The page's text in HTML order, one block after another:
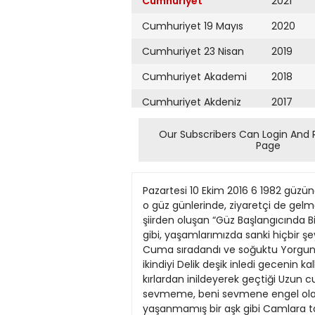
Cumhuriyet 19 Mayıs
Cumhuriyet 23 Nisan
Cumhuriyet Akademi
Cumhuriyet Akdeniz
Cumhuriyet Alışveriş
Cumhuriyet Ankara
Cumhuriyet Büyük
Taaruz
Cumhuriyet
Cumartesi
Cumhuriyet Çevre
2020
2019
2018
2017
2016
2015
2013
2012
2011
2010
2009
Our Subscribers Can Login And
Page
Pazartesi 10 Ekim 2016 6 1982 güzüne, Barış Davası tutuklusu başka birçok arkadaşla Maltepe Askeri Cezaevi’nde girmiştik. Bu gün sizlerle, o güz günlerinde, ziyaretçi de gelmediği için hapishane yaşamının daha da hüzün dolu hafta sonları için yazdığım bir şiirimi, üç kısa şiirden oluşan “Güz Başlangıcında Bir Hafta Sonu İçin Üç Şiir”i paylaşmak istedim. Aradan geçen şunca güze karşın, ilk şiirin ilk dizesindeki gibi, yaşamlarımızda sanki hiçbir şeyin değişmediği duygusuyla belki de… Issız Cuma Uyudum, uyandım, değişen hiçbir şey yoktu Issız Cuma sıradandı ve soğuktu Yorgun bir kadın çamaşır yıkadı Güz, bir kez daha… Mumu yaktı, pancurları kapadı Bıkkın bir rüzgâr dağıttı ikindiyi Delik deşik inledi gecenin kalbi Yitik Cumartesi Yitik cumartesi, boğuk cumartesi, ağladığım cumartesi Pembe rüzgârların kırlardan inildeyerek geçtiği Uzun cumartesi, yitirdiğim her şey gibi sancılı İpte sallanan çamaşırlar ve rüzgârda vuran kapı Seni sevmeme, beni sevmene engel olan şeyler Hayatımızdan koparılıp alınmış cumartesiler Çılgın cumartesi, ölgün cumar tesi, yaşanmamış bir aşk gibi Camlara takılıp kalmış doğma mış çocukların gözleri Suskun cumartesi, küskün cu martesi, beyaz bir kurdela, lekelenmiş Ölüm kadar katı ve hayatımız gibi zedelenmiş Hüzünlü Pazar Hüzünlü Pazar, beyaz meleklerin ilahiler söylediği Aşkın güzelce yıkandığı, sımsıkı kefenlendiği Yaz geçmiş, gelip çatmış bağbozumu vakti Genç kızların mutluluğu bir mevsim daha ertelediği Hüzünlü pazar, geçmiş pazarların anısıyla kavuniçi Çocukların hep kursaklarında kalan sevinci EylülEkim1982 Maltepe Askeri Cezaevi Halk korkudan sokağa çıkmıyor Hakkâri’nin Yüksekova ilçesinde polis aracından açılan ateş sonucu ya şamını yitiren 4 kişi dün topra ğa verildi. Polisin açtığı ateşle ya ralanan 2 kişi ve hastane önünde gaz kapsülüyle yaralanan 1 kadı nın tedavisi ise sürüyor. 4 kişinin ölümüne neden olan polis memu ru İ.M. tutuklandı. Ölenlerden 16 yaşındaki Serhat Buldan’ın baba sı Hasan Buldan, “Çocuğumu vu ran polis silahın arıza yaptığını söylüyor. Peki na sıl oluyor da ikisi ni kafasından ikisi ni göğsünden vuru yor. Nokta atışı yap MAHMUT ORAL tı ve öldürdü. Katliam yaptı. Yüksekova halkı çarşıya çı kamaz oldu zulüm yüzünden. Neden bu kadar polis eller tetikte geziyor” diyerek yaşa nanlara isyan etti. Hakkâri’nin Yüksekova ilçesin de önceki gün sabah saatlerinde Kobra tipi zırhlı araçtan bir mo bilya mağazasına ateş açılması so nucu yaşamını yitiren 16 yaşın daki lise öğrencisi Serhat Buldan,